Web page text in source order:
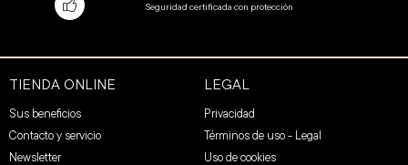
Seguridad certificada con protección
TIENDA ONLINE
Sus beneficios
Contacto y servicio
Newsletter
LEGAL
Privacidad
Términos de uso - Legal
Uso de cookies